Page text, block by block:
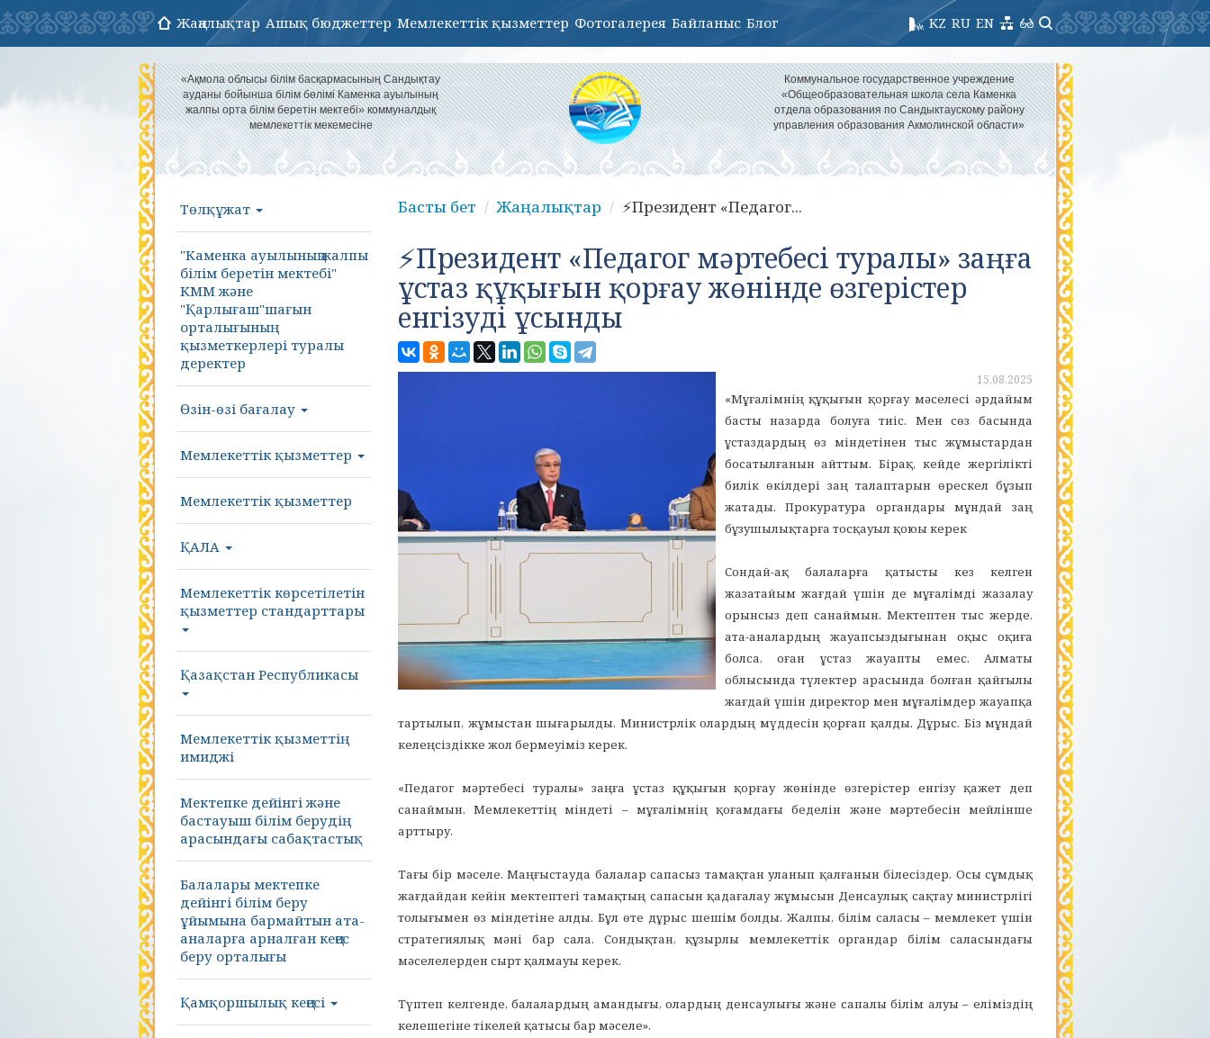
Жаңалықтар Ашық бюджеттер Мемлекеттік қызметтер Фотогалерея Байланыс Блог EN
RU
KZ
«Ақмола облысы білім басқармасының Сандықтау
ауданы бойынша білім бөлімі Каменка ауылының
жалпы орта білім беретін мектебі» коммуналдық
мемлекеттік мекемесіне
Коммунальное государственное учреждение
«Общеобразовательная школа села Каменка
отдела образования по Сандыктаускому району
управления образования Акмолинской области»
Төлқұжат
"Каменка ауылының жалпы
білім беретін мектебі"
КММ және
"Қарлығаш"шағын
орталығының
қызметкерлері туралы
деректер
Өзін-өзі бағалау
Мемлекеттік қызметтер
Мемлекеттік қызметтер
ҚАЛА
Мемлекеттік көрсетілетін
қызметтер стандарттары
Қазақстан Республикасы
Мемлекеттік қызметтің
имиджі
Мектепке дейінгі және
бастауыш білім берудің
арасындағы сабақтастық
Балалары мектепке
дейінгі білім беру
ұйымына бармайтын ата-
аналарға арналған кеңес
беру орталығы
Қамқоршылық кеңесі
Басты бет Жаңалықтар ⚡️Президент «Педагог...
⚡️Президент «Педагог мәртебесі туралы» заңға
ұстаз құқығын қорғау жөнінде өзгерістер
енгізуді ұсынды
15.08.2025
«Мұғалімнің құқығын қорғау мәселесі әрдайым
басты назарда болуға тиіс. Мен сөз басында
ұстаздардың өз міндетінен тыс жұмыстардан
босатылғанын айттым. Бірақ, кейде жергілікті
билік өкілдері заң талаптарын өрескел бұзып
жатады. Прокуратура органдары мұндай заң
бұзушылықтарға тосқауыл қоюы керек
Сондай-ақ балаларға қатысты кез келген
жазатайым жағдай үшін де мұғалімді жазалау
орынсыз деп санаймын. Мектептен тыс жерде,
ата-аналардың жауапсыздығынан оқыс оқиға
болса, оған ұстаз жауапты емес. Алматы
облысында түлектер арасында болған қайғылы
жағдай үшін директор мен мұғалімдер жауапқа
тартылып, жұмыстан шығарылды. Министрлік олардың мүддесін қорғап қалды. Дұрыс. Біз мұндай
келеңсіздікке жол бермеуіміз керек.
«Педагог мәртебесі туралы» заңға ұстаз құқығын қорғау жөнінде өзгерістер енгізу қажет деп
санаймын. Мемлекеттің міндеті – мұғалімнің қоғамдағы беделін және мәртебесін мейлінше
арттыру.
Тағы бір мәселе. Маңғыстауда балалар сапасыз тамақтан уланып қалғанын білесіздер. Осы сұмдық
жағдайдан кейін мектептегі тамақтың сапасын қадағалау жұмысын Денсаулық сақтау министрлігі
толығымен өз міндетіне алды. Бұл өте дұрыс шешім болды. Жалпы, білім саласы – мемлекет үшін
стратегиялық мәні бар сала. Сондықтан, құзырлы мемлекеттік органдар білім саласындағы
мәселелерден сырт қалмауы керек.
Түптеп келгенде, балалардың амандығы, олардың денсаулығы және сапалы білім алуы – еліміздің
келешегіне тікелей қатысы бар мәселе».